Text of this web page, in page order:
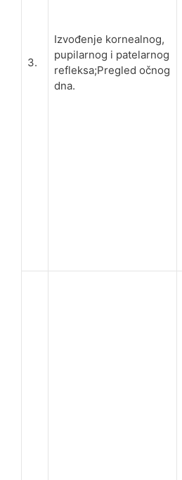
3.
Izvođenje kornealnog,
pupilarnog i patelarnog
refleksa;Pregled očnog
dna.